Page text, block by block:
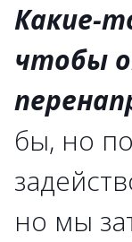
Какие-
чтобы
бы, но
но мы